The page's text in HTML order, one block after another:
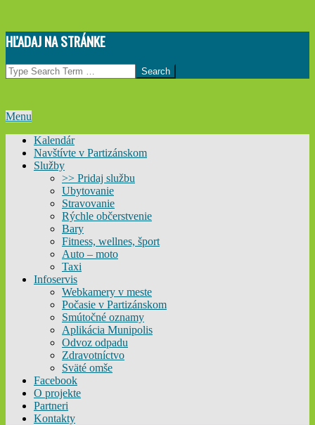
Skip
to
content
HĽADAJ NA STRÁNKE
Search
Primary
Menu
Menu
Kalendár
Navštívte v Partizánskom
Služby
>> Pridaj službu
Ubytovanie
Stravovanie
Rýchle občerstvenie
Bary
Fitness, wellnes, šport
Auto – moto
Taxi
Infoservis
Webkamery v meste
Počasie v Partizánskom
Smútočné oznamy
Aplikácia Munipolis
Odvoz odpadu
Zdravotníctvo
Sväté omše
Facebook
O projekte
Partneri
Kontakty